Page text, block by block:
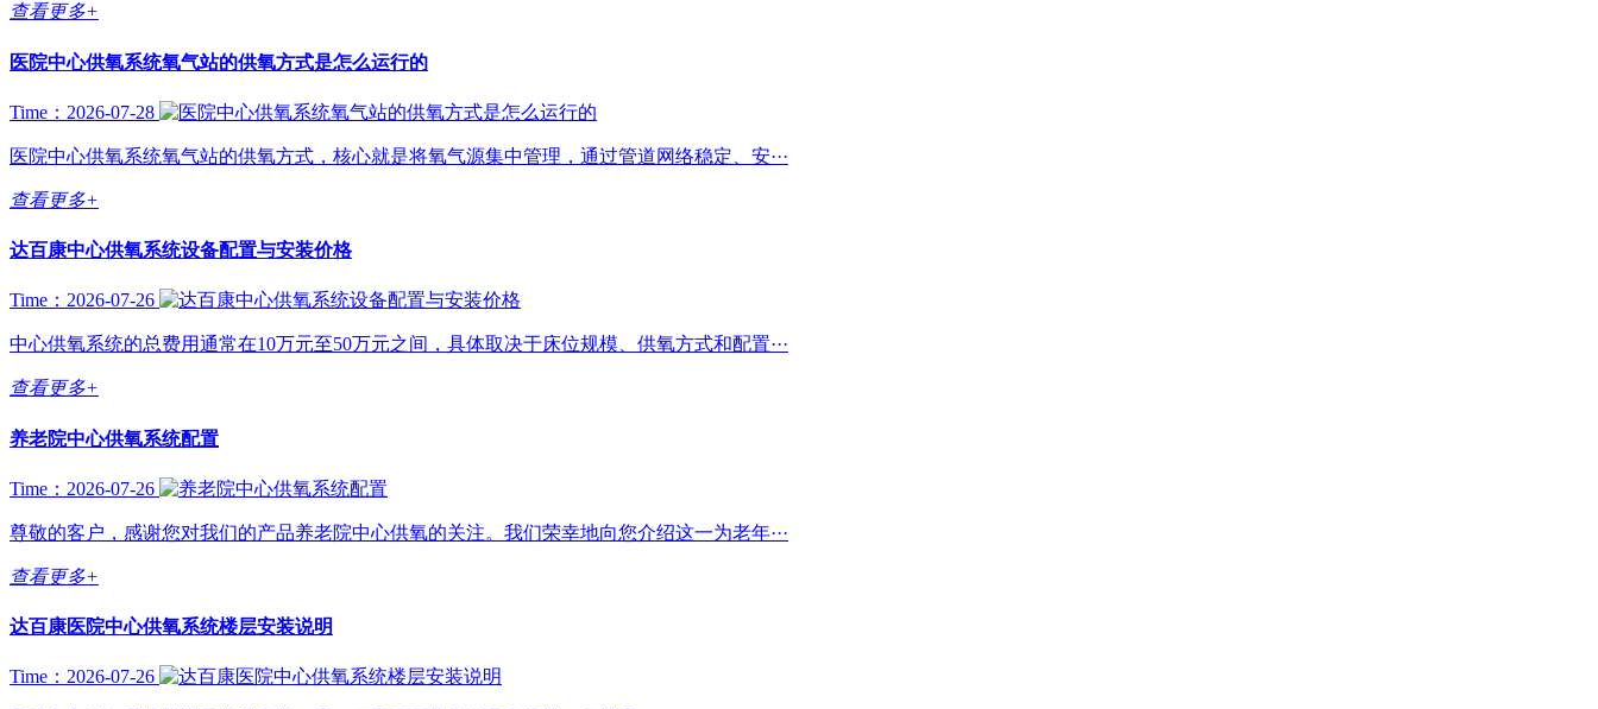
查看更多+
医院中心供氧系统氧气站的供氧方式是怎么运行的
Time：2026-07-28
医院中心供氧系统氧气站的供氧方式，核心就是将氧气源集中管理，通过管道网络稳定、安···
查看更多+
达百康中心供氧系统设备配置与安装价格
Time：2026-07-26
中心供氧系统的总费用通常在10万元至50万元之间，具体取决于床位规模、供氧方式和配置···
查看更多+
养老院中心供氧系统配置
Time：2026-07-26
尊敬的客户，感谢您对我们的产品养老院中心供氧的关注。我们荣幸地向您介绍这一为老年···
查看更多+
达百康医院中心供氧系统楼层安装说明
Time：2026-07-26